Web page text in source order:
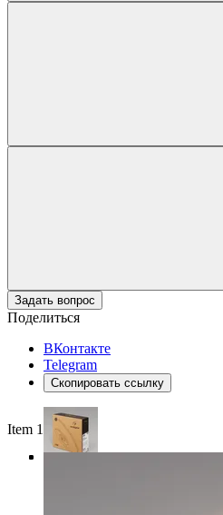
Задать вопрос
Поделиться
ВКонтакте
Telegram
Скопировать ссылку
Item 1 of 4